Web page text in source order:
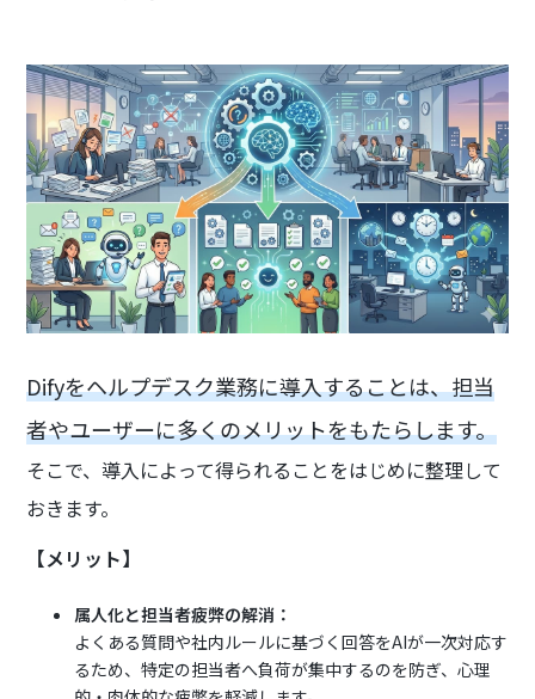
Difyをヘルプデスク業務に導入することは、担当
者やユーザーに多くのメリットをもたらします。
そこで、導入によって得られることをはじめに整理して
おきます。
【メリット】
属人化と担当者疲弊の解消：
よくある質問や社内ルールに基づく回答をAIが一次対応す
るため、特定の担当者へ負荷が集中するのを防ぎ、心理